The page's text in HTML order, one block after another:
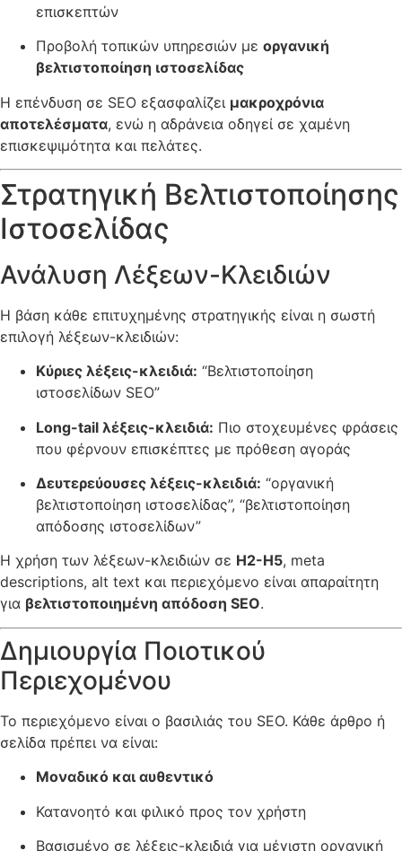
επισκεπτών
Προβολή τοπικών υπηρεσιών με οργανική
βελτιστοποίηση ιστοσελίδας
Η επένδυση σε SEO εξασφαλίζει μακροχρόνια
αποτελέσματα, ενώ η αδράνεια οδηγεί σε χαμένη
επισκεψιμότητα και πελάτες.
Στρατηγική Βελτιστοποίησης
Ιστοσελίδας
Ανάλυση Λέξεων-Κλειδιών
Η βάση κάθε επιτυχημένης στρατηγικής είναι η σωστή
επιλογή λέξεων-κλειδιών:
Κύριες λέξεις-κλειδιά: “Βελτιστοποίηση
ιστοσελίδων SEO”
Long-tail λέξεις-κλειδιά: Πιο στοχευμένες φράσεις
που φέρνουν επισκέπτες με πρόθεση αγοράς
Δευτερεύουσες λέξεις-κλειδιά: “οργανική
βελτιστοποίηση ιστοσελίδας”, “βελτιστοποίηση
απόδοσης ιστοσελίδων”
Η χρήση των λέξεων-κλειδιών σε H2-H5, meta
descriptions, alt text και περιεχόμενο είναι απαραίτητη
για βελτιστοποιημένη απόδοση SEO.
Δημιουργία Ποιοτικού
Περιεχομένου
Το περιεχόμενο είναι ο βασιλιάς του SEO. Κάθε άρθρο ή
σελίδα πρέπει να είναι:
Μοναδικό και αυθεντικό
Κατανοητό και φιλικό προς τον χρήστη
Βασισμένο σε λέξεις-κλειδιά για μέγιστη οργανική